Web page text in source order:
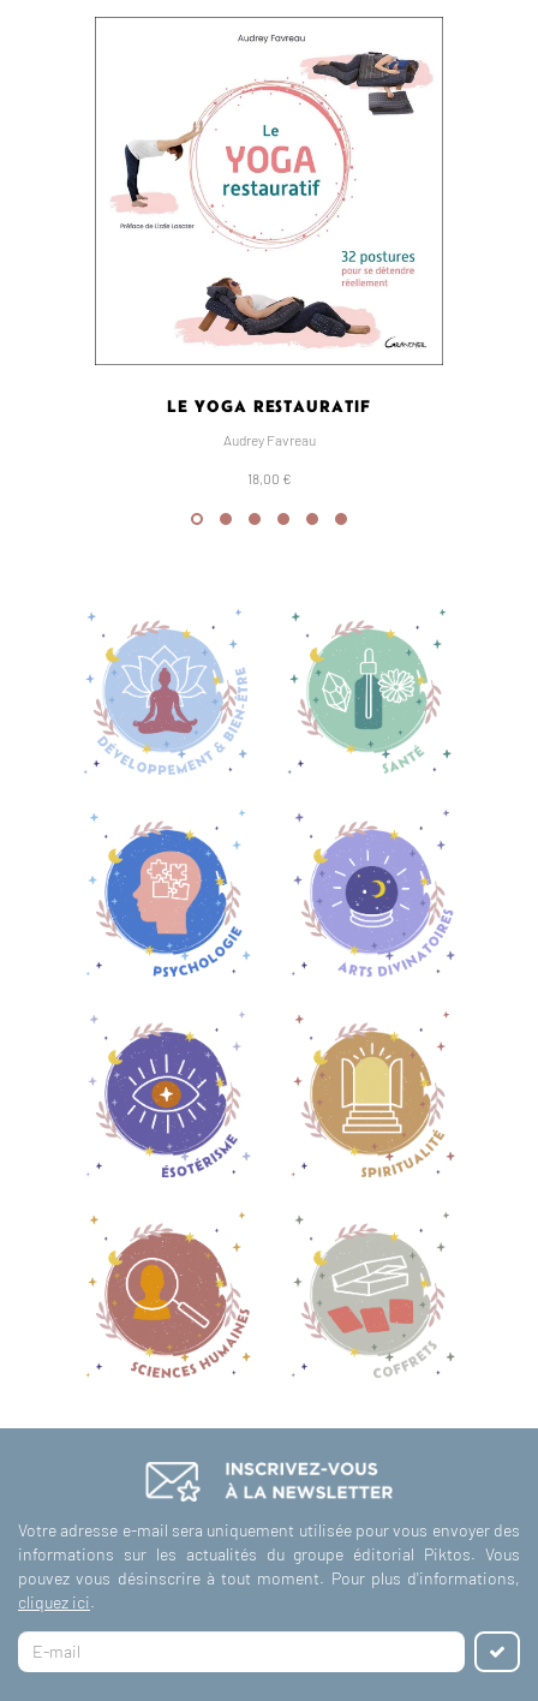
LE YOGA RESTAURATIF
Audrey Favreau
18,00 €
Votre adresse e-mail sera uniquement utilisée pour vous envoyer des
informations sur les actualités du groupe éditorial Piktos. Vous
pouvez vous désinscrire à tout moment. Pour plus d'informations,
cliquez ici.